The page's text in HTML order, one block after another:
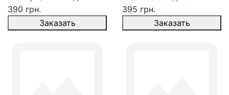
390 грн.
Заказать
395 грн.
Заказать